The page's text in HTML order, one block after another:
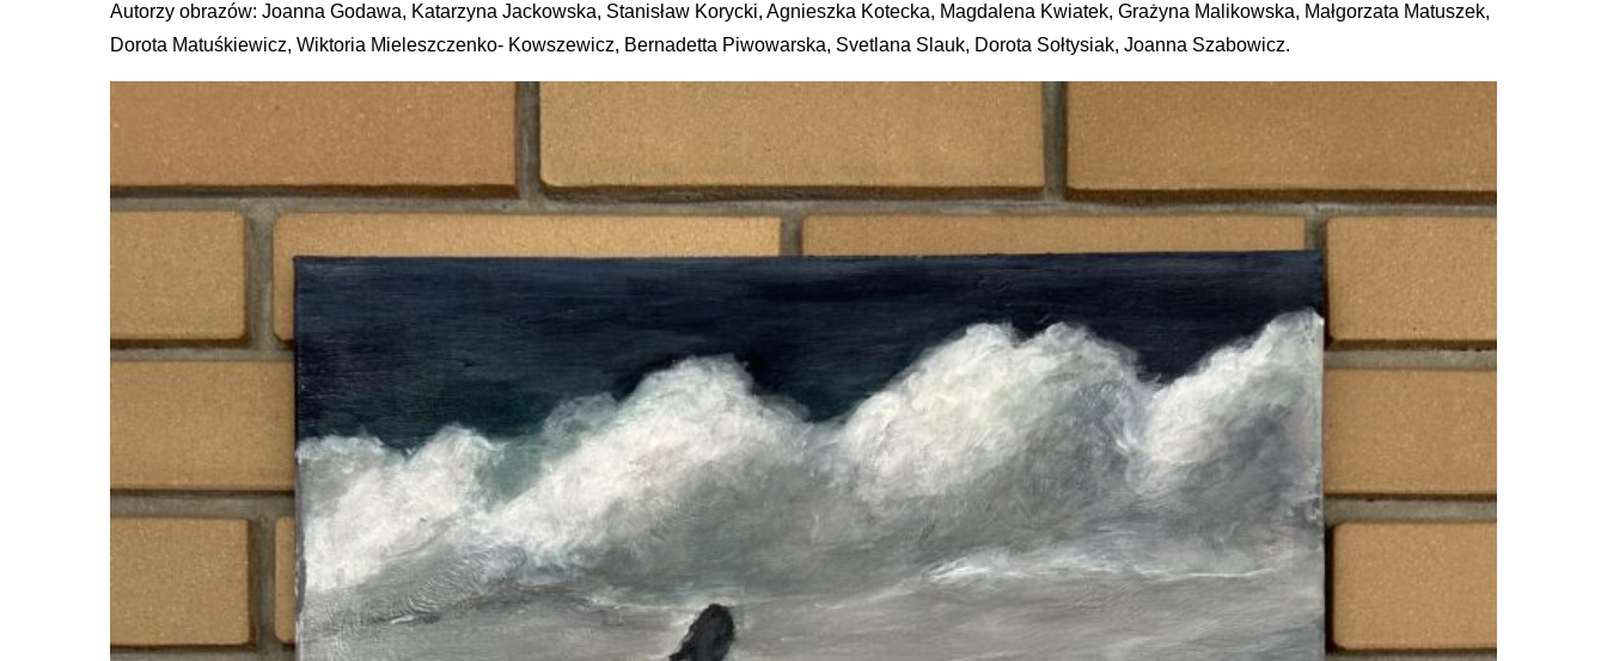
Autorzy obrazów: Joanna Godawa, Katarzyna Jackowska, Stanisław Korycki, Agnieszka Kotecka, Magdalena Kwiatek, Grażyna Malikowska, Małgorzata Matuszek,
Dorota Matuśkiewicz, Wiktoria Mieleszczenko- Kowszewicz, Bernadetta Piwowarska, Svetlana Slauk, Dorota Sołtysiak, Joanna Szabowicz.